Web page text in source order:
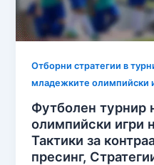
Отборни стратегии в
младежките олимпийски
Футболен турнир
олимпийски игри
Тактики за
пресинг,